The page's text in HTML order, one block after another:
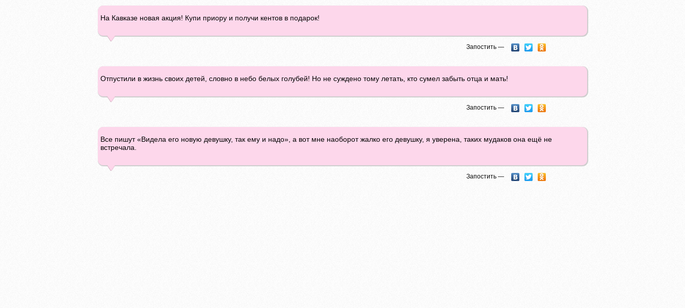
На Кавказе новая акция! Купи приору и получи кентов в подарок!
Запостить —
Отпустили в жизнь своих детей, словно в небо белых голубей! Но не суждено тому летать, кто сумел забыть отца и мать!
Запостить —
Все пишут «Видела его новую девушку, так ему и надо», а вот мне наоборот жалко его девушку, я уверена, таких мудаков она ещё не
встречала.
Запостить —